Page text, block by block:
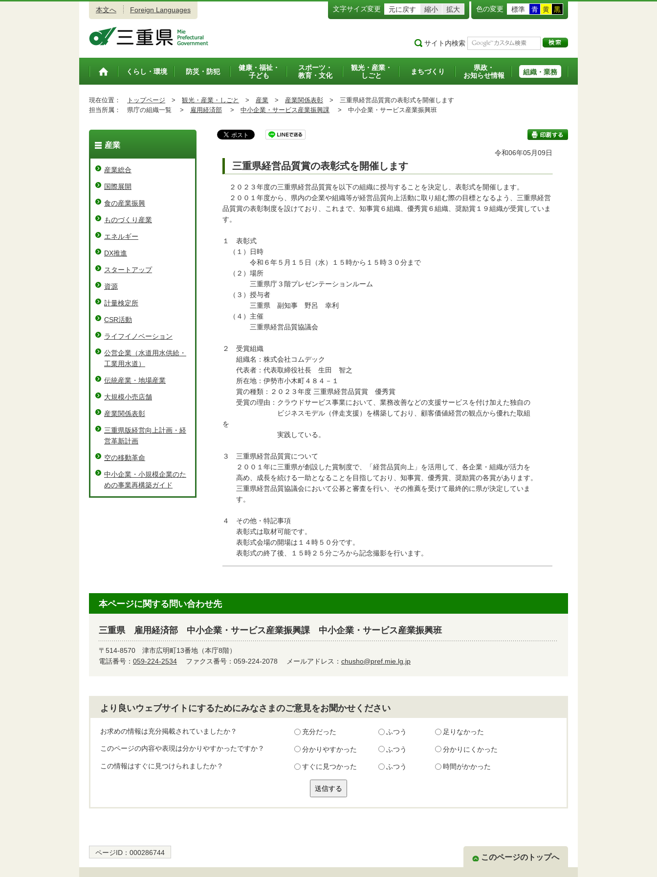
本文へ Foreign Languages 文字サイズ変更 元に戻す 縮小 拡大 色の変更 標準 青 黄 黒
サイト内検索
トップペ
くらし・環境 防災・防犯
健康・福祉・
子ども
スポーツ・
教育・文化
観光・産業・
しごと
まちづくり
県政・
お知らせ情報
組織・業務
現在位置： トップページ > 観光・産業・しごと > 産業 > 産業関係表彰 > 三重県経営品質賞の表彰式を開催します
担当所属：
県庁の組織一覧 > 雇用経済部 > 中小企業・サービス産業振興課 > 中小企業・サービス産業振興班
印刷する
令和06年05月09日
三重県経営品質賞の表彰式を開催します
２０２３年度の三重県経営品質賞を以下の組織に授与することを決定し、表彰式を開催します。
２００１年度から、県内の企業や組織等が経営品質向上活動に取り組む際の目標となるよう、三重県経営
品質賞の表彰制度を設けており、これまで、知事賞６組織、優秀賞６組織、奨励賞１９組織が受賞していま
す。
１ 表彰式
（１）日時
令和６年５月１５日（水）１５時から１５時３０分まで
（２）場所
三重県庁３階プレゼンテーションルーム
（３）授与者
三重県 副知事 野呂 幸利
（４）主催
三重県経営品質協議会
２ 受賞組織
組織名：株式会社コムデック
代表者：代表取締役社長 生田 智之
所在地：伊勢市小木町４８４－１
賞の種類：２０２３年度 三重県経営品質賞 優秀賞
受賞の理由：クラウドサービス事業において、業務改善などの支援サービスを付け加えた独自の
ビジネスモデル（伴走支援）を構築しており、顧客価値経営の観点から優れた取組
を
実践している。
３ 三重県経営品質賞について
２００１年に三重県が創設した賞制度で、「経営品質向上」を活用して、各企業・組織が活力を
高め、成長を続ける一助となることを目指しており、知事賞、優秀賞、奨励賞の各賞があります。
三重県経営品質協議会において公募と審査を行い、その推薦を受けて最終的に県が決定していま
す。
４ その他・特記事項
表彰式は取材可能です。
表彰式会場の開場は１４時５０分です。
表彰式の終了後、１５時２５分ごろから記念撮影を行います。
産業
産業総合
国際展開
食の産業振興
ものづくり産業
エネルギー
DX推進
スタートアップ
資源
計量検定所
CSR活動
ライフイノベーション
公営企業（水道用水供給・
工業用水道）
伝統産業・地場産業
大規模小売店舗
産業関係表彰
三重県版経営向上計画・経
営革新計画
空の移動革命
中小企業・小規模企業のた
めの事業再構築ガイド
本ページに関する問い合わせ先
三重県 雇用経済部 中小企業・サービス産業振興課 中小企業・サービス産業振興班
〒514-8570 津市広明町13番地（本庁8階）
電話番号： 059-224-2534 ファクス番号：059-224-2078 メールアドレス： chusho@pref.mie.lg.jp
より良いウェブサイトにするためにみなさまのご意見をお聞かせください
お求めの情報は充分掲載されていましたか？ 充分だった ふつう 足りなかった
このページの内容や表現は分かりやすかったですか？ 分かりやすかった ふつう 分かりにくかった
この情報はすぐに見つけられましたか？ すぐに見つかった ふつう 時間がかかった
ページID： 000286744
このページのトップへ